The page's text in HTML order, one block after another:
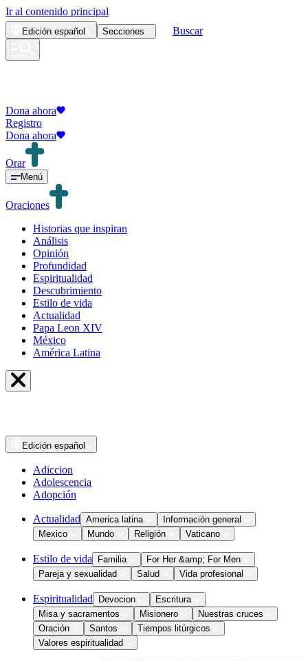
Ir al contenido principal
Edición español Secciones Buscar
Dona ahora
Registro
Dona ahora
Orar
Menú
Oraciones
Historias que inspiran
Análisis
Opinión
Profundidad
Espiritualidad
Descubrimiento
Estilo de vida
Actualidad
Papa Leon XIV
México
América Latina
Edición español
Adiccion
Adolescencia
Adopción
Actualidad America latina
Información general
Mexico
Mundo Religión Vaticano
Estilo de vida Familia
For Her &amp; For Men
Pareja y sexualidad
Salud Vida profesional
Espiritualidad Devocion
Escritura
Misa y sacramentos
Misionero
Nuestras cruces
Oración
Santos
Tiempos litúrgicos
Valores espiritualidad